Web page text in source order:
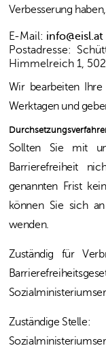
Verbesserung
E-Mail: info@eisl.at
Postadresse:
Himmelreich 1,
Wir bearbeiten
Werktagen und
Sollten Sie mit
Barrierefreiheit
genannten Frist
können Sie sich
wenden.
Zuständig für
Zuständige Stelle: